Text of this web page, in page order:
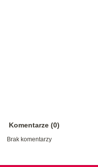
Komentarze (0)
Brak komentarzy